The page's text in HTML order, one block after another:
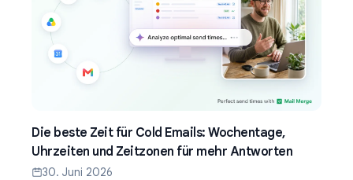
Die beste Zeit für Cold Emails: Wochentage,
Uhrzeiten und Zeitzonen für mehr Antworten
30. Juni 2026